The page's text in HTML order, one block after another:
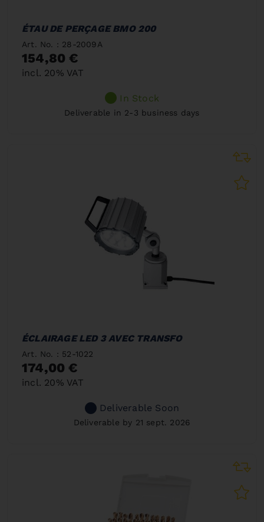
ÉTAU DE PERÇAGE BMO 200
Art. No. : 28-2009A
154,80 €
incl. 20% VAT
In Stock
Deliverable in 2-3 business days
ÉCLAIRAGE LED 3 AVEC TRANSFO
Art. No. : 52-1022
174,00 €
incl. 20% VAT
Deliverable Soon
Deliverable by 21 sept. 2026